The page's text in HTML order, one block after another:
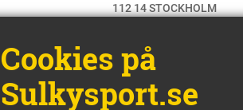
112 14 STOCKHOLM
Chefredaktör & ansvarig utgivare:
Cookies på
Sulkysport.se